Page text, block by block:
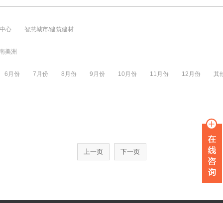
心 智慧城市/建筑建材
美洲
6月份 7月份 8月份 9月份 10月份 11月份 12月份 其
上一页 下一页